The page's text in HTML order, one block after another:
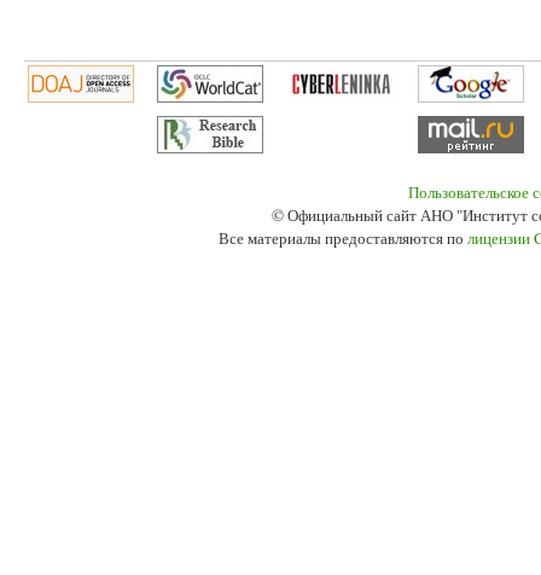
Пользовательское
© Официальный сайт АНО "Институт
Все материалы предоставляются по лицензии